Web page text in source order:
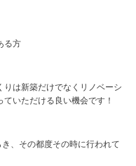
る方
は新築だけでなくリノベーシ
いただける良い機会です！
き、その都度その時に行われて